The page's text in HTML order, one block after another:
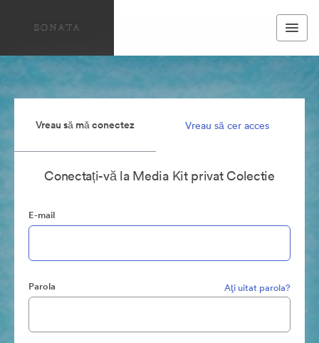
Vreau să mă conectez Vreau să cer acces
Conectați-vă la Media Kit privat Colectie
E-mail
Parola Aţi uitat parola?